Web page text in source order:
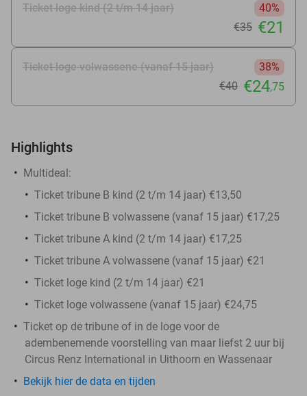
Ticket loge kind (2 t/m 14 jaar)
40%
€35 €21
Ticket loge volwassene (vanaf 15 jaar)
38%
€40 €24,75
Highlights
Multideal:
Ticket tribune B kind (2 t/m 14 jaar) €13,50
Ticket tribune B volwassene (vanaf 15 jaar) €17,25
Ticket tribune A kind (2 t/m 14 jaar) €17,25
Ticket tribune A volwassene (vanaf 15 jaar) €21
Ticket loge kind (2 t/m 14 jaar) €21
Ticket loge volwassene (vanaf 15 jaar) €24,75
Ticket op de tribune of in de loge voor de
adembenemende voorstelling van maar liefst 2 uur bij
Circus Renz International in Uithoorn en Wassenaar
Bekijk hier de data en tijden